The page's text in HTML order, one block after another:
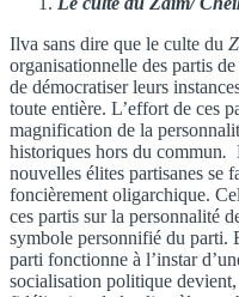
Ilva sans dire que le culte du
organisationnelle des partis
de démocratiser leurs
toute entière. L’effort de ces
magnification de la
historiques hors du commun.
nouvelles élites partisanes se
foncièrement oligarchique.
ces partis sur la personnalité
symbole personnifié du parti.
parti fonctionne à l’instar
socialisation politique devient,